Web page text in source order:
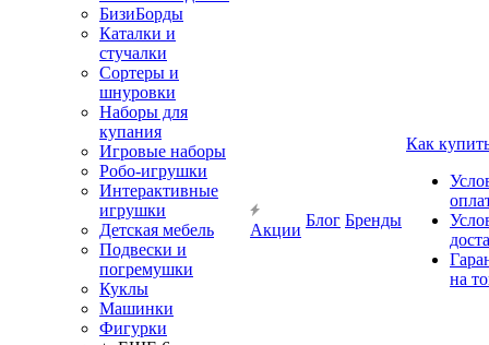
БизиБорды
Каталки и
стучалки
Сортеры и
шнуровки
Наборы для
купания
Игровые наборы
Робо-игрушки
Интерактивные
игрушки
Детская мебель
Подвески и
погремушки
Куклы
Машинки
Фигурки
Акции
Блог Бренды
Как
на